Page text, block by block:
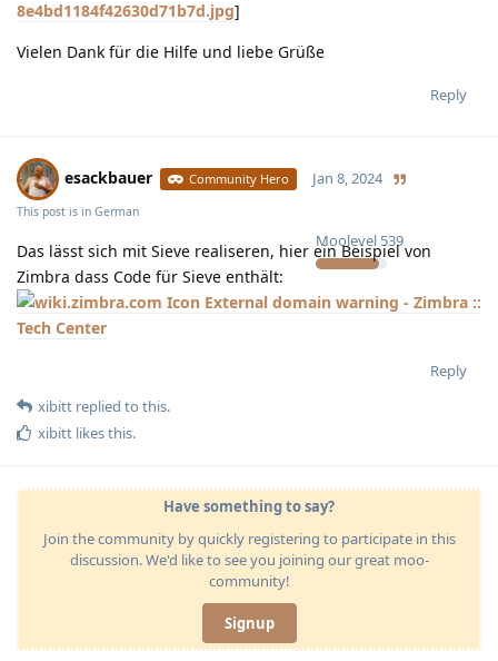
8e4bd1184f42630d71b7d.jpg]
Vielen Dank für die Hilfe und liebe Grüße
Reply
esackbauer Community Hero
Moolevel 539
Jan 8, 2024
This post is in German
Das lässt sich mit Sieve realiseren, hier ein Beispiel von
Zimbra dass Code für Sieve enthält:
External domain warning - Zimbra ::
Tech Center
Reply
xibitt replied to this.
xibitt likes this.
Have something to say?
Join the community by quickly registering to participate in this
discussion. We'd like to see you joining our great moo-
community!
Signup